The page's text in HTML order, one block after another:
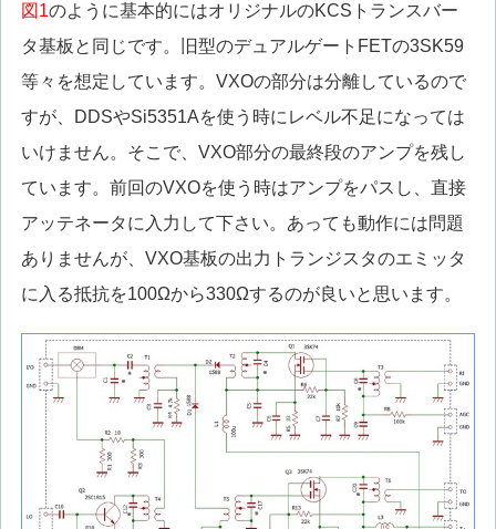
図1のように基本的にはオリジナルのKCSトランスバー
タ基板と同じです。旧型のデュアルゲートFETの3SK59
等々を想定しています。VXOの部分は分離しているので
すが、DDSやSi5351Aを使う時にレベル不足になっては
いけません。そこで、VXO部分の最終段のアンプを残し
ています。前回のVXOを使う時はアンプをパスし、直接
アッテネータに入力して下さい。あっても動作には問題
ありませんが、VXO基板の出力トランジスタのエミッタ
に入る抵抗を100Ωから330Ωするのが良いと思います。